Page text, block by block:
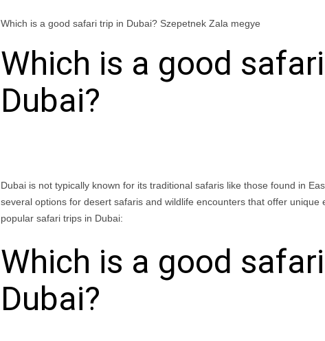
Which is a good safari trip in Dubai? Szepetnek Zala megye
Which is a good
Dubai?
Dubai is not typically known for its traditional safaris like those found in
several options for desert safaris and wildlife encounters that offer unique
popular safari trips in Dubai:
Which is a good
Dubai?